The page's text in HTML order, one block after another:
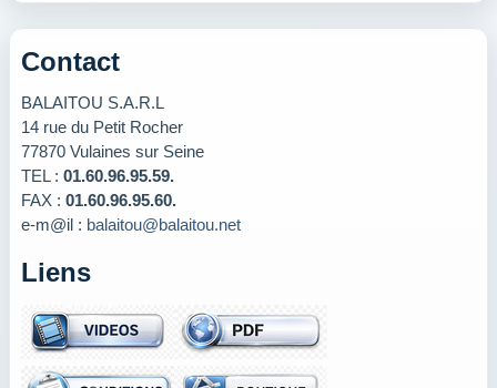
Contact
BALAITOU S.A.R.L
14 rue du Petit Rocher
77870 Vulaines sur Seine
TEL : 01.60.96.95.59.
FAX : 01.60.96.95.60.
e-m@il : balaitou@balaitou.net
Liens